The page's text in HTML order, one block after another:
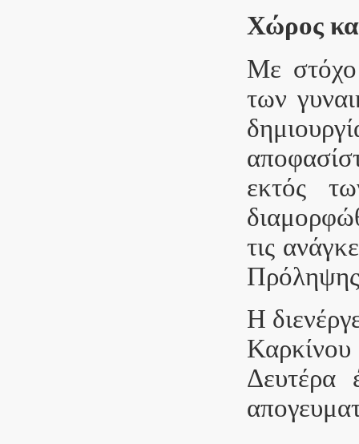
Χώρος
Με στόχο
των
εκτός
τις
Η